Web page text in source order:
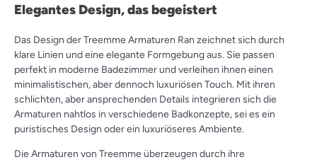
Elegantes Design, das begeistert
Das Design der Treemme Armaturen Ran zeichnet sich durch
klare Linien und eine elegante Formgebung aus. Sie passen
perfekt in moderne Badezimmer und verleihen ihnen einen
minimalistischen, aber dennoch luxuriösen Touch. Mit ihren
schlichten, aber ansprechenden Details integrieren sich die
Armaturen nahtlos in verschiedene Badkonzepte, sei es ein
puristisches Design oder ein luxuriöseres Ambiente.
Die Armaturen von Treemme überzeugen durch ihre